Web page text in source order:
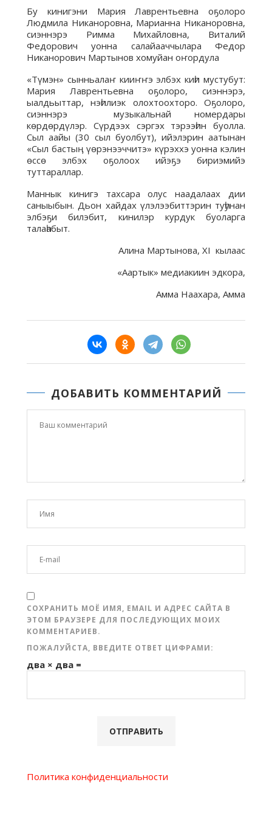
Бу кинигэни Мария Лаврентьевна оҕолоро
Людмила Никаноровна, Марианна Никаноровна,
сиэннэрэ Римма Михайловна, Виталий
Федорович уонна салайааччылара Федор
Никанорович Мартынов хомуйан оҥордула
«Түмэн» сынньалаҥ кииҥҥэ элбэх киһи мустубут:
Мария Лаврентьевна оҕолоро, сиэннэрэ,
ыалдьыттар, нэһилиэк олохтоохторо. Оҕолоро,
сиэннэрэ музыкальнай номердары
көрдөрдүлэр. Сүрдээх сэргэх тэрээһин буолла.
Сыл аайы (30 сыл буолбут), ийэлэрин аатынан
«Сыл бастыӊ үөрэнээччитэ» күрэххэ уонна кэлин
өссө элбэх оҕолоох ийэҕэ бириэмийэ
туттараллар.
Маннык кинигэ тахсара олус наадалаах дии
саныыбын. Дьон хайдах үлэлээбиттэрин туһунан
элбэҕи билэбит, кинилэр курдук буоларга
талаһабыт.
Алина Мартынова, XI кылаас
«Аартык» медиакиин эдкора,
Амма Наахара, Амма
ДОБАВИТЬ КОММЕНТАРИЙ
СОХРАНИТЬ МОЁ ИМЯ, EMAIL И АДРЕС САЙТА В
ЭТОМ БРАУЗЕРЕ ДЛЯ ПОСЛЕДУЮЩИХ МОИХ
КОММЕНТАРИЕВ.
ПОЖАЛУЙСТА, ВВЕДИТЕ ОТВЕТ ЦИФРАМИ:
два × два =
Политика конфиденциальности